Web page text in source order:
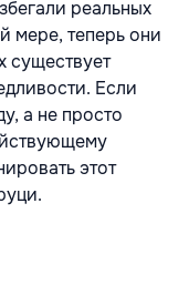
реальных
мере, теперь они
существует
Если
а не просто
этот